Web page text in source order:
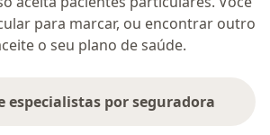
para marcar, ou encontrar outro
o seu plano de saúde.
especialistas por seguradora